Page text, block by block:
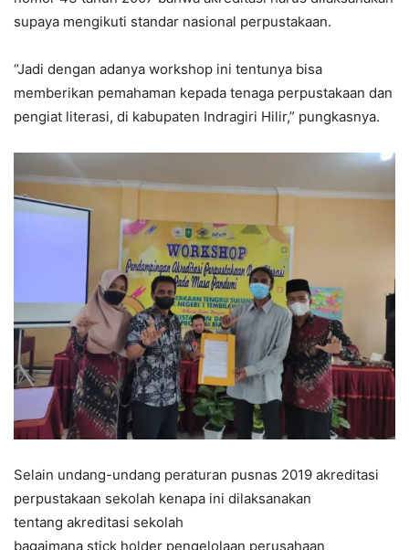
supaya mengikuti standar nasional perpustakaan.
“Jadi dengan adanya workshop ini tentunya bisa
memberikan pemahaman kepada tenaga perpustakaan dan
pengiat literasi, di kabupaten Indragiri Hilir,” pungkasnya.
Selain undang-undang peraturan pusnas 2019 akreditasi
perpustakaan sekolah kenapa ini dilaksanakan
tentang akreditasi sekolah
bagaimana stick holder pengelolaan perusahaan